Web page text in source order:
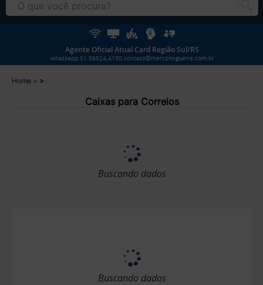
Agente Oficial Atual Card Região Sul/RS
whatsapp.51.99824.4150.contato@marconogueira.com.br
Home
Caixas para Correios
Buscando dados
Buscando dados